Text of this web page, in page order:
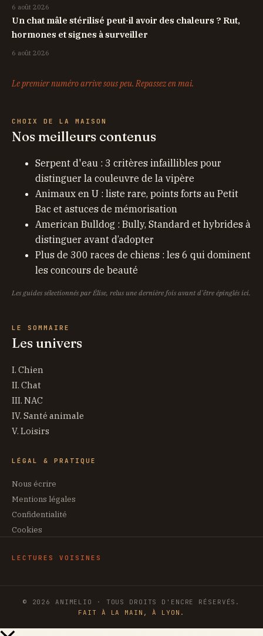
6 août 2026
Un chat mâle stérilisé peut-il avoir des chaleurs ? Rut,
hormones et signes à surveiller
6 août 2026
Le premier numéro arrive sous peu. Repassez en mai.
CHOIX DE LA MAISON
Nos meilleurs contenus
Serpent d'eau : 3 critères infaillibles pour
distinguer la couleuvre de la vipère
Animaux en U : liste rare, points forts au Petit
Bac et astuces de mémorisation
American Bulldog : Bully, Standard et hybrides à
distinguer avant d’adopter
Plus de 300 races de chiens : les 6 qui dominent
les concours de beauté
Les guides sélectionnés par Élise, relus une dernière fois avant d'être épinglés ici.
LE SOMMAIRE
Les univers
I. Chien
II. Chat
III. NAC
IV. Santé animale
V. Loisirs
LÉGAL & PRATIQUE
Nous écrire
Mentions légales
Confidentialité
Cookies
LECTURES VOISINES
© 2026 ANIMELIO · TOUS DROITS D'ENCRE RÉSERVÉS.
FAIT À LA MAIN, À LYON.